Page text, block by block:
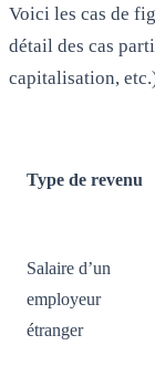
Voici les cas de
détail des cas
capitalisation,
Type de revenu
Salaire d’un
employeur
étranger